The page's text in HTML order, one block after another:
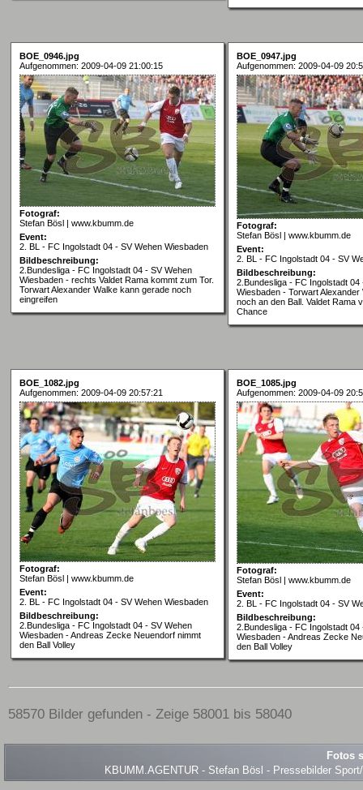
BOE_0946.jpg
Aufgenommen: 2009-04-09 21:00:15
Fotograf:
Stefan Bösl | www.kbumm.de
Event:
2. BL - FC Ingolstadt 04 - SV Wehen Wiesbaden
Bildbeschreibung:
2.Bundesliga - FC Ingolstadt 04 - SV Wehen
Wiesbaden - rechts Valdet Rama kommt zum Tor.
Torwart Alexander Walke kann gerade noch
eingreifen
BOE_0947.jpg
Aufgenommen: 2009-04-09
Fotograf:
Stefan Bösl | www.kbumm.de
Event:
2. BL - FC Ingolstadt 04 - SV
Bildbeschreibung:
2.Bundesliga - FC Ingolstadt 04
Wiesbaden - Torwart Alexander
noch an den Ball. Valdet Rama
Chance
BOE_1082.jpg
Aufgenommen: 2009-04-09 20:57:21
Fotograf:
Stefan Bösl | www.kbumm.de
Event:
2. BL - FC Ingolstadt 04 - SV Wehen Wiesbaden
Bildbeschreibung:
2.Bundesliga - FC Ingolstadt 04 - SV Wehen
Wiesbaden - Andreas Zecke Neuendorf nimmt
den Ball Volley
BOE_1085.jpg
Aufgenommen: 2009-04-09
Fotograf:
Stefan Bösl | www.kbumm.de
Event:
2. BL - FC Ingolstadt 04 - SV
Bildbeschreibung:
2.Bundesliga - FC Ingolstadt 04
Wiesbaden - Andreas Zecke
den Ball Volley
58570 Bilder gefunden - Zeige 58001 bis 58040
Fotos
KBUMM.AGENTUR - Stefan Bösl - Pressebilder